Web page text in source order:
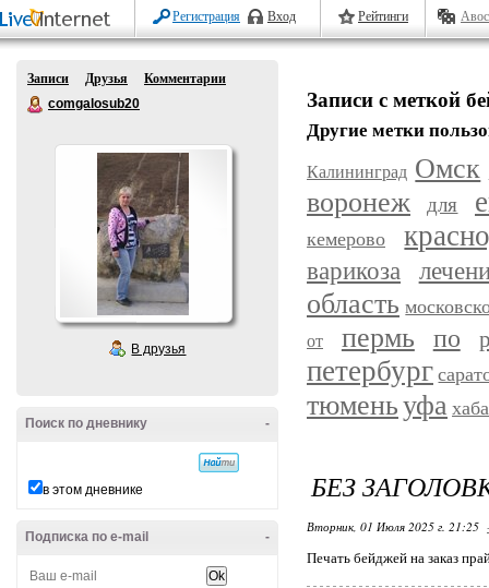
Регистрация Вход Рейтинги
Записи Друзья
Комментарии
comgalosub20
В друзья
-
Поиск по дневнику
в этом дневнике
-
Подписка по e-mail
Записи с меткой
Другие метки
Калининград Омск
воронеж для
кемерово
варикоза
область
от пермь по
петербург
тюменьуфа
БЕЗ
Вторник, 01 Июля 2025 г. 21:25
Печать бейджей на заказ